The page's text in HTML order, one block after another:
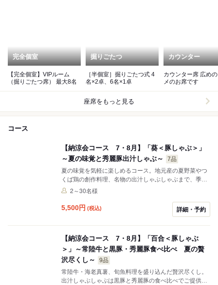
完全個室
【完全個室】VIPルーム
（掘りごたつ席） 最大8名
掘りごたつ
［半個室］掘りごたつ式 4
名×2卓、6名×1卓
カウンター
カウンター席 広めのオスス
メのお席です
座席をもっと見る
コース
【納涼会コース 7・8月】「葵＜豚しゃぶ＞」
～夏の味覚と秀麗豚出汁しゃぶ～
7品
夏の味覚を気軽に楽しめるコース。地元産の夏野菜やつ
くば鶏の創作料理、名物の出汁しゃぶしゃぶまで、季節
感あふれる全7品をご用意しました。
2～30名様
5,500円 (税込) 詳細・予約
【納涼会コース 7・8月】「百合＜豚しゃぶ
＞」～常陸牛と黒豚・秀麗豚食べ比べ 夏の贅
沢尽くし～
9品
常陸牛・海老真薯、旬魚料理を盛り込んだ贅沢尽くし。
出汁しゃぶしゃぶは黒豚と秀麗豚の食べ比べでご提供。